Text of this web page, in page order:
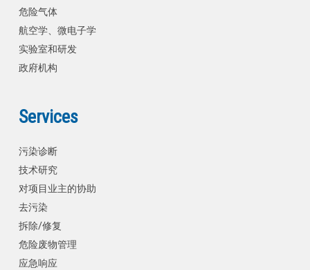
危险气体
航空学、微电子学
实验室和研发
政府机构
Services
污染诊断
技术研究
对项目业主的协助
去污染
拆除/修复
危险废物管理
应急响应